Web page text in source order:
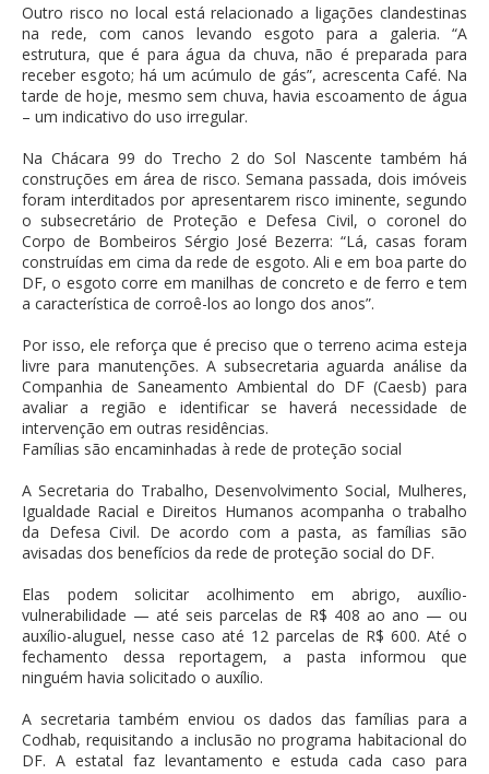
Outro risco no local está relacionado a ligações clandestinas
na rede, com canos levando esgoto para a galeria. “A
estrutura, que é para água da chuva, não é preparada para
receber esgoto; há um acúmulo de gás”, acrescenta Café. Na
tarde de hoje, mesmo sem chuva, havia escoamento de água
– um indicativo do uso irregular.
Na Chácara 99 do Trecho 2 do Sol Nascente também há
construções em área de risco. Semana passada, dois imóveis
foram interditados por apresentarem risco iminente, segundo
o subsecretário de Proteção e Defesa Civil, o coronel do
Corpo de Bombeiros Sérgio José Bezerra: “Lá, casas foram
construídas em cima da rede de esgoto. Ali e em boa parte do
DF, o esgoto corre em manilhas de concreto e de ferro e tem
a característica de corroê-los ao longo dos anos”.
Por isso, ele reforça que é preciso que o terreno acima esteja
livre para manutenções. A subsecretaria aguarda análise da
Companhia de Saneamento Ambiental do DF (Caesb) para
avaliar a região e identificar se haverá necessidade de
intervenção em outras residências.
Famílias são encaminhadas à rede de proteção social
A Secretaria do Trabalho, Desenvolvimento Social, Mulheres,
Igualdade Racial e Direitos Humanos acompanha o trabalho
da Defesa Civil. De acordo com a pasta, as famílias são
avisadas dos benefícios da rede de proteção social do DF.
Elas podem solicitar acolhimento em abrigo, auxílio-
vulnerabilidade — até seis parcelas de R$ 408 ao ano — ou
auxílio-aluguel, nesse caso até 12 parcelas de R$ 600. Até o
fechamento dessa reportagem, a pasta informou que
ninguém havia solicitado o auxílio.
A secretaria também enviou os dados das famílias para a
Codhab, requisitando a inclusão no programa habitacional do
DF. A estatal faz levantamento e estuda cada caso para